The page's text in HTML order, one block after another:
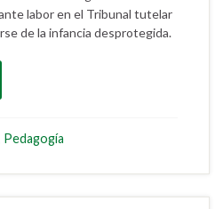
labor en el Tribunal tutelar
de la infancia desprotegida.
Pedagogía